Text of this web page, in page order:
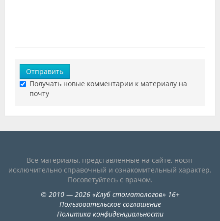
Отправить
Получать новые комментарии к материалу на
почту
Все материалы, представленные на сайте, носят
исключительно справочный и ознакомительный характер.
Посоветуйтесь с врачом.
© 2010— 2026«Клуб стоматологов» 16+
Пользовательское соглашение
Политика конфиденциальности